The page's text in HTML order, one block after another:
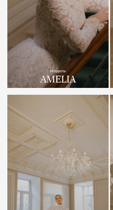
Модель
AMELIA